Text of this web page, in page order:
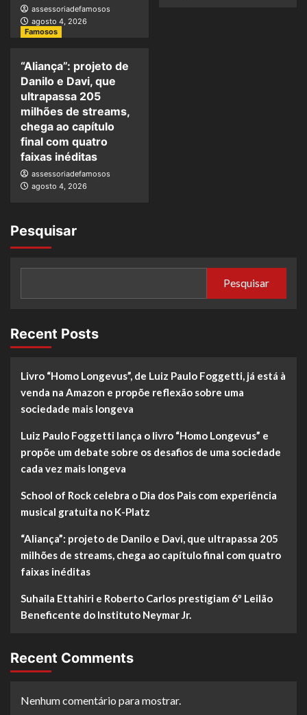
assessoriadefamosos
agosto 4, 2026
Famosos
“Aliança”: projeto de
Danilo e Davi, que
ultrapassa 205
milhões de streams,
chega ao capítulo
final com quatro
faixas inéditas
assessoriadefamosos
agosto 4, 2026
Pesquisar
Pesquisar
Recent Posts
Livro “Homo Longevus”, de Luiz Paulo Foggetti, já está à
venda na Amazon e propõe reflexão sobre uma
sociedade mais longeva
Luiz Paulo Foggetti lança o livro “Homo Longevus” e
propõe um debate sobre os desafios de uma sociedade
cada vez mais longeva
School of Rock celebra o Dia dos Pais com experiência
musical gratuita no K-Platz
“Aliança”: projeto de Danilo e Davi, que ultrapassa 205
milhões de streams, chega ao capítulo final com quatro
faixas inéditas
Suhaila Ettahiri e Roberto Carlos prestigiam 6º Leilão
Beneficente do Instituto Neymar Jr.
Recent Comments
Nenhum comentário para mostrar.